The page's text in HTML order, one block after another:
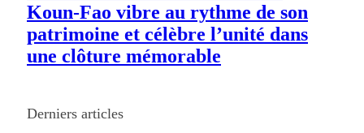
Koun-Fao vibre au rythme de son
patrimoine et célèbre l’unité dans
une clôture mémorable
Derniers articles